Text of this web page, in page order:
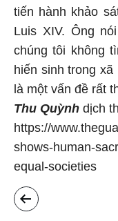
tiến hành khảo
Luis XIV. Ông
chúng tôi không
hiến sinh trong
là một vấn đề rất
Thu Quỳnh dịch
https://
shows-human-
equal-societies